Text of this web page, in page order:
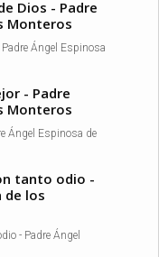
Dios - Padre
Monteros
Ángel Espinosa
- Padre
Monteros
Ángel Espinosa de
tanto odio -
de los
- Padre Ángel